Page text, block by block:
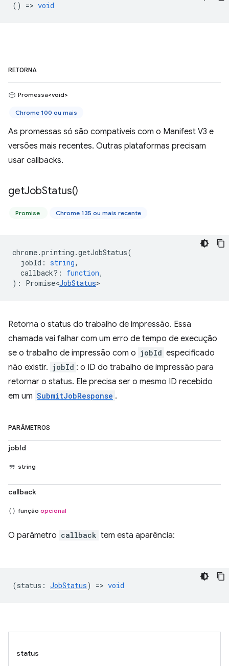
() => void
RETORNA
Promessa<void>
Chrome 100 ou mais
As promessas só são compatíveis com o Manifest V3 e
versões mais recentes. Outras plataformas precisam
usar callbacks.
getJobStatus()
Promise Chrome 135 ou mais recente
chrome.printing .getJobStatus(
jobId : string,
callback? : function,
) : Promise<JobStatus>
Retorna o status do trabalho de impressão. Essa
chamada vai falhar com um erro de tempo de execução
se o trabalho de impressão com o jobId especificado
não existir. jobId : o ID do trabalho de impressão para
retornar o status. Ele precisa ser o mesmo ID recebido
em um SubmitJobResponse .
PARÂMETROS
jobId
string
callback
função opcional
O parâmetro callback tem esta aparência:
(status : JobStatus) => void
status